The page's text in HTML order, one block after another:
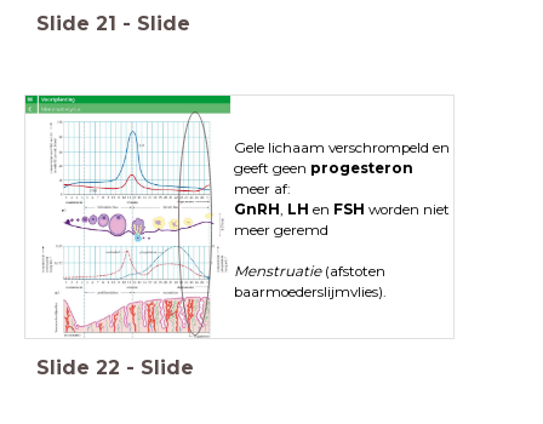
Slide 21 - Slide
Gele lichaam verschrompeld en
geeft geen progesteron
meer af:
GnRH LH en FSH worden niet
meer geremd
Menstruatie(afstoten
baarmoederslijmvlies).
Slide 22 - Slide